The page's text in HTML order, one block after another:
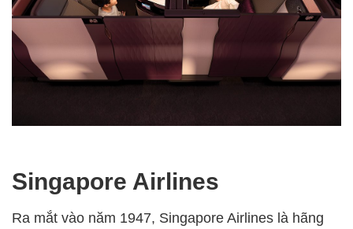
Singapore Airlines
Ra mắt vào năm 1947, Singapore Airlines là hãng